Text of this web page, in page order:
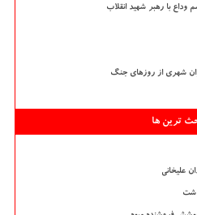
وداع با رهبر شهید انقلاب
شهری از روزهای جنگ
ترین ها
علیخانی